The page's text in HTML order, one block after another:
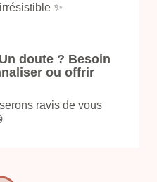
✨
doute ? Besoin
ou offrir
ravis de vous